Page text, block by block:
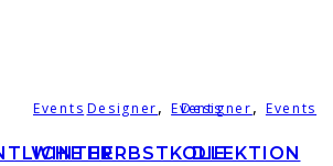
Events
WINTER
Designer,Events
HERBSTKOLLEKTION
Designer, Events
DIE